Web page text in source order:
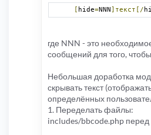
[ hide=NNN]текст[/
где NNN - это
сообщений для того,
Небольшая доработка
скрывать текст
определённых
1. Переделать файлы:
includes/bbcode.php перед